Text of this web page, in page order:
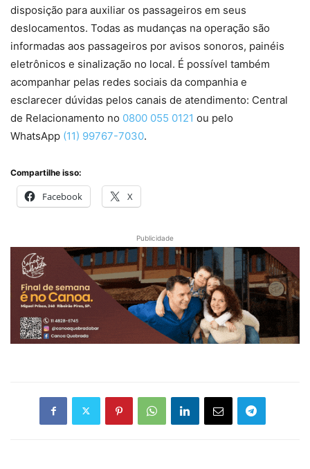
disposição para auxiliar os passageiros em seus
deslocamentos. Todas as mudanças na operação são
informadas aos passageiros por avisos sonoros, painéis
eletrônicos e sinalização no local. É possível também
acompanhar pelas redes sociais da companhia e
esclarecer dúvidas pelos canais de atendimento: Central
de Relacionamento no 0800 055 0121 ou pelo
WhatsApp (11) 99767-7030.
Compartilhe isso:
Facebook X
Publicidade